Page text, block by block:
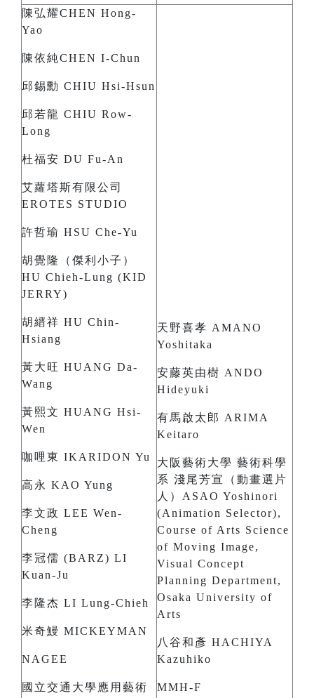
陳弘耀CHEN Hong-
Yao
陳依純CHEN I-Chun
邱錫勳 CHIU Hsi-Hsun
邱若龍 CHIU Row-
Long
杜福安 DU Fu-An
艾蘿塔斯有限公司
EROTES STUDIO
許哲瑜 HSU Che-Yu
胡覺隆（傑利小子）
HU Chieh-Lung (KID
JERRY)
胡縉祥 HU Chin-
Hsiang
黃大旺 HUANG Da-
Wang
黃熙文 HUANG Hsi-
Wen
咖哩東 IKARIDON Yu
高永 KAO Yung
李文政 LEE Wen-
Cheng
李冠儒 (BARZ) LI
Kuan-Ju
李隆杰 LI Lung-Chieh
米奇鰻 MICKEYMAN
NAGEE
國立交通大學應用藝術
天野喜孝 AMANO
Yoshitaka
安藤英由樹 ANDO
Hideyuki
有馬啟太郎 ARIMA
Keitaro
大阪藝術大學 藝術科學
系 淺尾芳宣（動畫選片
人）ASAO Yoshinori
(Animation Selector),
Course of Arts Science
of Moving Image,
Visual Concept
Planning Department,
Osaka University of
Arts
八谷和彥 HACHIYA
Kazuhiko
MMH-F